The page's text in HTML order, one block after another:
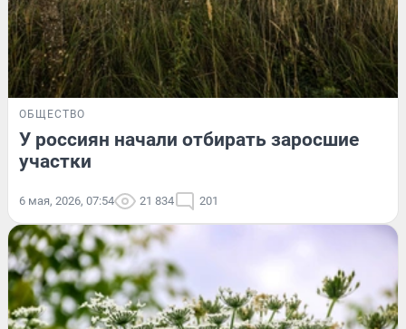
ОБЩЕСТВО
У россиян начали отбирать заросшие
участки
6 мая, 2026, 07:54 21 834 201